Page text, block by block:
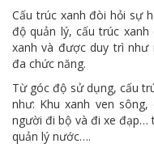
Cấu trúc xanh đòi hỏi sự
độ quản lý, cấu trúc
xanh và được duy trì
đa chức năng.
Từ góc độ sử dụng, cấu
như: Khu xanh ven
người đi bộ và đi xe đạp…
quản lý nước….